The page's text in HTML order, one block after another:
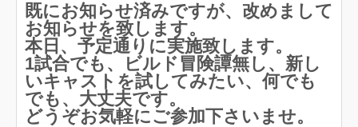
既にお知らせ済みですが、改めまして
お知らせを致します。
本日、予定通りに実施致します。
1試合でも、ビルド冒険譚無し、新し
いキャストを試してみたい、何でも
でも、大丈夫です。
どうぞお気軽にご参加下さいませ。